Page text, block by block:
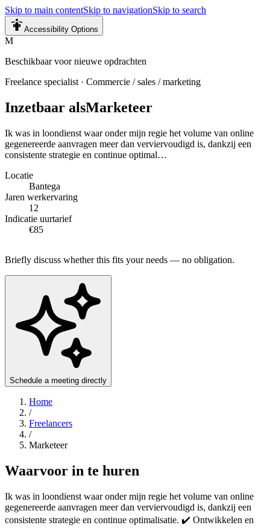
Skip to main contentSkip to navigationSkip to search
Accessibility Options
M
Beschikbaar voor nieuwe opdrachten
Freelance specialist · Commercie / sales / marketing
Inzetbaar alsMarketeer
Ik was in loondienst waar onder mijn regie het volume van online
gegenereerde aanvragen meer dan verviervoudigd is, dankzij een
consistente strategie en continue optimal…
Locatie
Bantega
Jaren werkervaring
12
Indicatie uurtarief
€85
Briefly discuss whether this fits your needs — no obligation.
Schedule a meeting directly
Home
/
Freelancers
/
Marketeer
Waarvoor in te huren
Ik was in loondienst waar onder mijn regie het volume van online
gegenereerde aanvragen meer dan verviervoudigd is, dankzij een
consistente strategie en continue optimalisatie. ✔️ Ontwikkelen en